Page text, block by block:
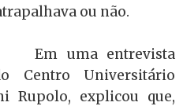
ou não.
Em uma entrevista
Centro Universitário
Rupolo, explicou que,